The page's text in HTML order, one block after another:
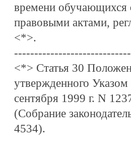
времени обучающихся
правовыми актами,
<*>.
<*> Статья 30
утвержденного
сентября 1999 г. N
(Собрание
4534).